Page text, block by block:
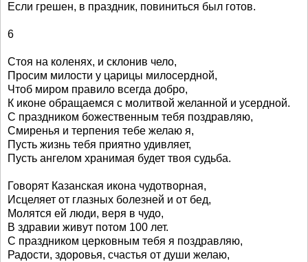
Если грешен, в праздник, повиниться был готов.
6
Стоя на коленях, и склонив чело,
Просим милости у царицы милосердной,
Чтоб миром правило всегда добро,
К иконе обращаемся с молитвой желанной и усердной.
С праздником божественным тебя поздравляю,
Смиренья и терпения тебе желаю я,
Пусть жизнь тебя приятно удивляет,
Пусть ангелом хранимая будет твоя судьба.
Говорят Казанская икона чудотворная,
Исцеляет от глазных болезней и от бед,
Молятся ей люди, веря в чудо,
В здравии живут потом 100 лет.
С праздником церковным тебя я поздравляю,
Радости, здоровья, счастья от души желаю,